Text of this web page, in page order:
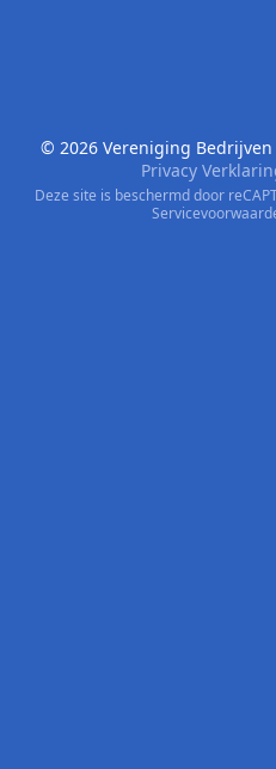
© 2026 Vereniging
Privacy
Deze site is beschermd door